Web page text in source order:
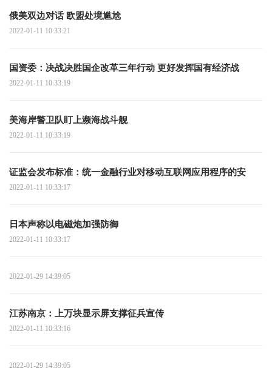
俄美双边对话 欧盟处境尴尬
2022-01-11 10:33:21
国资委：决战决胜国企改革三年行动 更好发挥国有经济战
2022-01-11 10:33:19
美海岸警卫队盯上濒海战斗舰
2022-01-11 10:33:19
证监会发布标准：统一金融行业对移动互联网应用程序的安
2022-01-11 10:33:17
日本声称以电磁炮加强防御
2022-01-11 10:33:17
2022-01-29 14:39:05
江苏南京：上万块显示屏支撑征兵宣传
2022-01-11 10:33:16
2022-01-29 14:39:05